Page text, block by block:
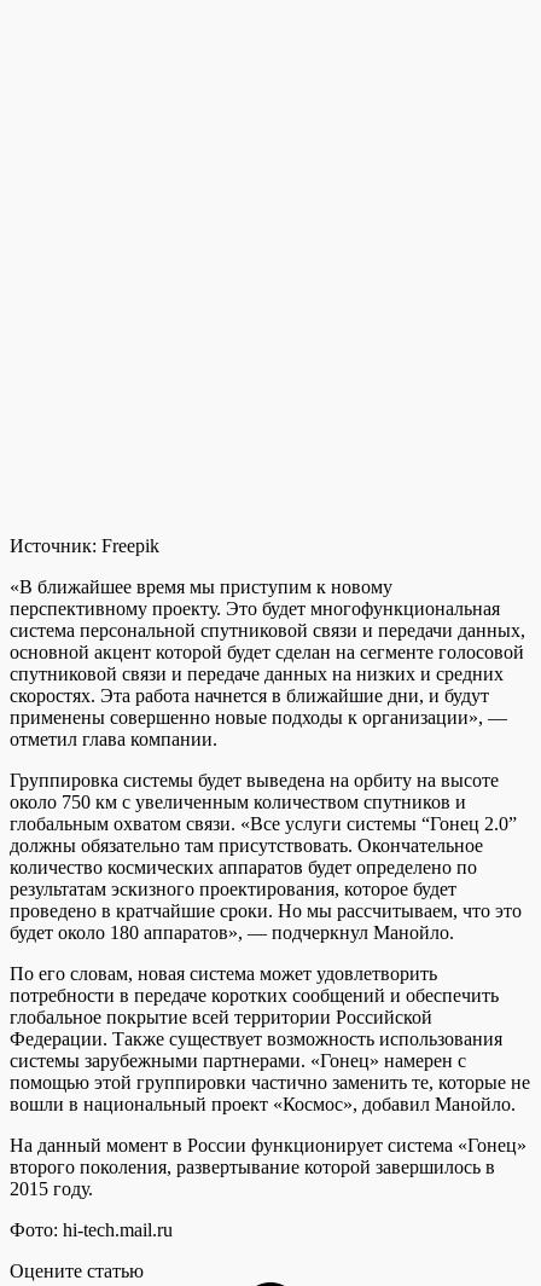
Источник: Freepik
«В ближайшее время мы приступим к новому
перспективному проекту. Это будет многофункциональная
система персональной спутниковой связи и передачи данных,
основной акцент которой будет сделан на сегменте голосовой
спутниковой связи и передаче данных на низких и средних
скоростях. Эта работа начнется в ближайшие дни, и будут
применены совершенно новые подходы к организации», —
отметил глава компании.
Группировка системы будет выведена на орбиту на высоте
около 750 км с увеличенным количеством спутников и
глобальным охватом связи. «Все услуги системы “Гонец 2.0”
должны обязательно там присутствовать. Окончательное
количество космических аппаратов будет определено по
результатам эскизного проектирования, которое будет
проведено в кратчайшие сроки. Но мы рассчитываем, что это
будет около 180 аппаратов», — подчеркнул Манойло.
По его словам, новая система может удовлетворить
потребности в передаче коротких сообщений и обеспечить
глобальное покрытие всей территории Российской
Федерации. Также существует возможность использования
системы зарубежными партнерами. «Гонец» намерен с
помощью этой группировки частично заменить те, которые не
вошли в национальный проект «Космос», добавил Манойло.
На данный момент в России функционирует система «Гонец»
второго поколения, развертывание которой завершилось в
2015 году.
Фото: hi-tech.mail.ru
Оцените статью